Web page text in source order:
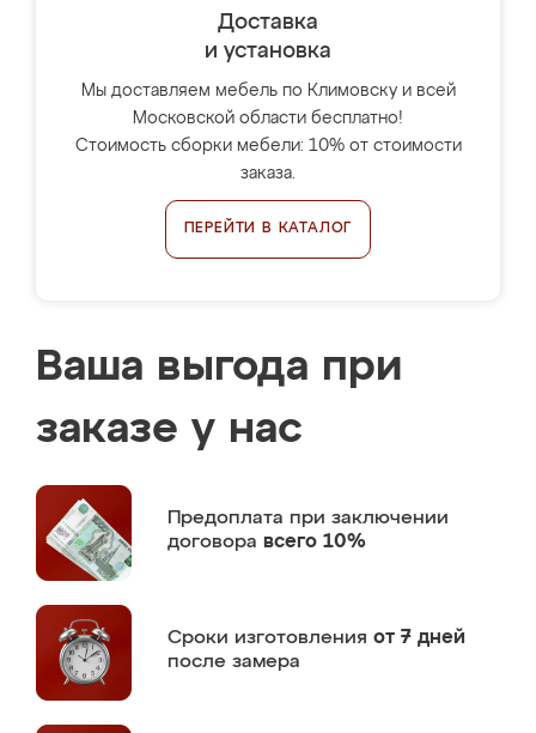
Доставка
и установка
Мы доставляем мебель по Климовску и всей
Московской области бесплатно!
Стоимость сборки мебели: 10% от стоимости
заказа.
ПЕРЕЙТИ В КАТАЛОГ
Ваша выгода при
заказе у нас
Предоплата при заключении
договора всего 10%
Сроки изготовления от 7 дней
после замера